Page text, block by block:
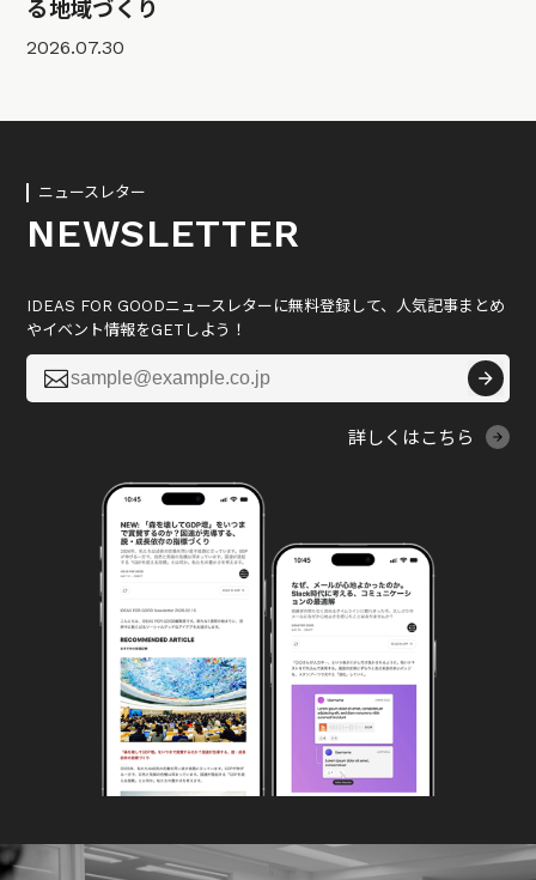
る地域づくり
2026.07.30
ニュースレター
NEWSLETTER
IDEAS FOR GOODニュースレターに無料登録して、人気記事まとめ
やイベント情報をGETしよう！

詳しくはこちら